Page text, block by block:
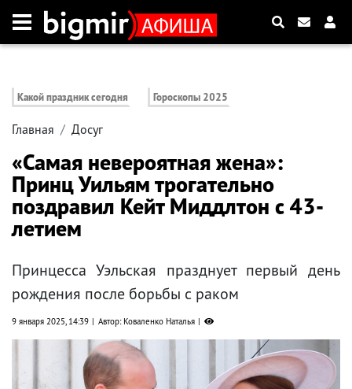
Какой праздник сегодня Гороскопы 2025
Главная Досуг
«Самая невероятная жена»:
Принц Уильям трогательно
поздравил Кейт Миддлтон с 43-
летием
Принцесса Уэльская празднует первый день
рождения после борьбы с раком
9 января 2025, 14:39 Автор: Коваленко Наталья